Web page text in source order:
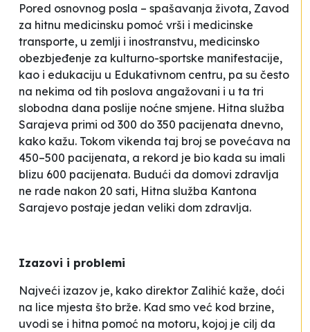
Pored osnovnog posla – spašavanja života, Zavod
za hitnu medicinsku pomoć vrši i medicinske
transporte, u zemlji i inostranstvu, medicinsko
obezbjeđenje za kulturno-sportske manifestacije,
kao i edukaciju u Edukativnom centru, pa su često
na nekima od tih poslova angažovani i u ta tri
slobodna dana poslije noćne smjene. Hitna služba
Sarajeva primi od 300 do 350 pacijenata dnevno,
kako kažu. Tokom vikenda taj broj se povećava na
450–500 pacijenata, a rekord je bio kada su imali
blizu 600 pacijenata. Budući da domovi zdravlja
ne rade nakon 20 sati, Hitna služba Kantona
Sarajevo postaje jedan veliki dom zdravlja.
Izazovi i problemi
Najveći izazov je, kako direktor Zalihić kaže, doći
na lice mjesta što brže. Kad smo već kod brzine,
uvodi se i hitna pomoć na motoru, kojoj je cilj da